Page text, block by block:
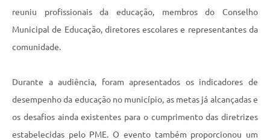
reuniu profissionais da educação, membros do Conselho
Municipal de Educação, diretores escolares e representantes da
comunidade.
Durante a audiência, foram apresentados os indicadores de
desempenho da educação no município, as metas já alcançadas e
os desafios ainda existentes para o cumprimento das diretrizes
estabelecidas pelo PME. O evento também proporcionou um